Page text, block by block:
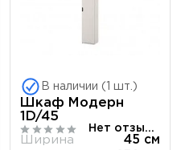
В наличии (1 шт.)
Шкаф Модерн
1D/45
Нет отзывов
Ширина
45 см